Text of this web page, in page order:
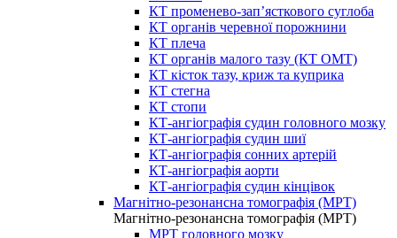
КТ променево-зап’ясткового суглоба
КТ органів черевної порожнини
КТ плеча
КТ органів малого тазу (КТ ОМТ)
КТ кісток тазу, криж та куприка
КТ стегна
КТ стопи
КТ-ангіографія судин головного мозку
КТ-ангіографія судин шиї
КТ-ангіографія сонних артерій
КТ-ангіографія аорти
КТ-ангіографія судин кінцівок
Магнітно-резонансна томографія (МРТ)
Магнітно-резонансна томографія (МРТ)
МРТ головного мозку